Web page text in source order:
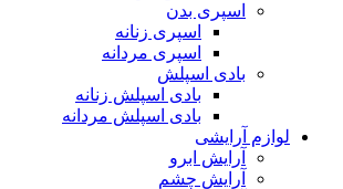
اسپری بدن
اسپری زنانه
اسپری مردانه
بادی اسپلش
بادی اسپلش زنانه
بادی اسپلش مردانه
لوازم آرایشی
آرایش ابرو
آرایش چشم